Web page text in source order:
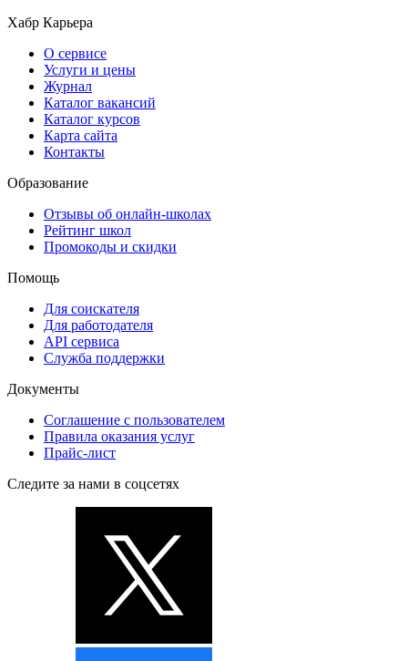
Хабр Карьера
О сервисе
Услуги и цены
Журнал
Каталог вакансий
Каталог курсов
Карта сайта
Контакты
Образование
Отзывы об онлайн-школах
Рейтинг школ
Промокоды и скидки
Помощь
Для соискателя
Для работодателя
API сервиса
Служба поддержки
Документы
Соглашение с пользователем
Правила оказания услуг
Прайс-лист
Следите за нами в соцсетях